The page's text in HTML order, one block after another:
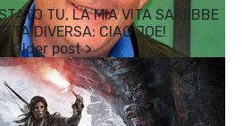
TU, LA MIA VITA SAREBBE
DIVERSA: CIAO JOE!